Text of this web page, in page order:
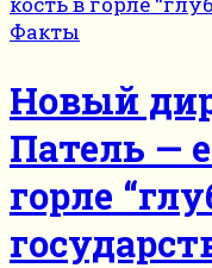
Факты
Новый
Патель —
горле